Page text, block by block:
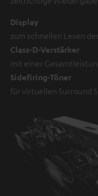
Display
zum schnellen Lesen
Class-D-Verstärker
mit einer
Sidefiring-Töner
für virtuellen Surround